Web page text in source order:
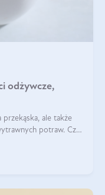
odżywcze,
ale także
potraw. Czy